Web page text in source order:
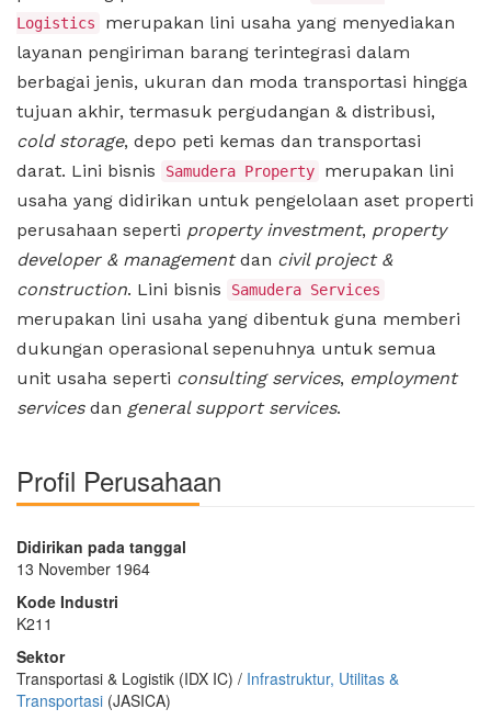
Logistics
merupakan lini usaha yang menyediakan
layanan pengiriman barang terintegrasi dalam
berbagai jenis, ukuran dan moda transportasi hingga
tujuan akhir, termasuk pergudangan & distribusi,
cold storage, depo peti kemas dan transportasi
darat. Lini bisnis
Samudera Property
merupakan lini
usaha yang didirikan untuk pengelolaan aset properti
perusahaan seperti property investment, property
developer & managementdan civil project &
construction. Lini bisnis Samudera Services
merupakan lini usaha yang dibentuk guna memberi
dukungan operasional sepenuhnya untuk semua
unit usaha seperti consulting services, employment
servicesdan general support services.
Profil Perusahaan
Didirikan pada tanggal
13 November 1964
Kode Industri
K211
Sektor
Transportasi & Logistik (IDX IC) / Infrastruktur, Utilitas &
Transportasi (JASICA)